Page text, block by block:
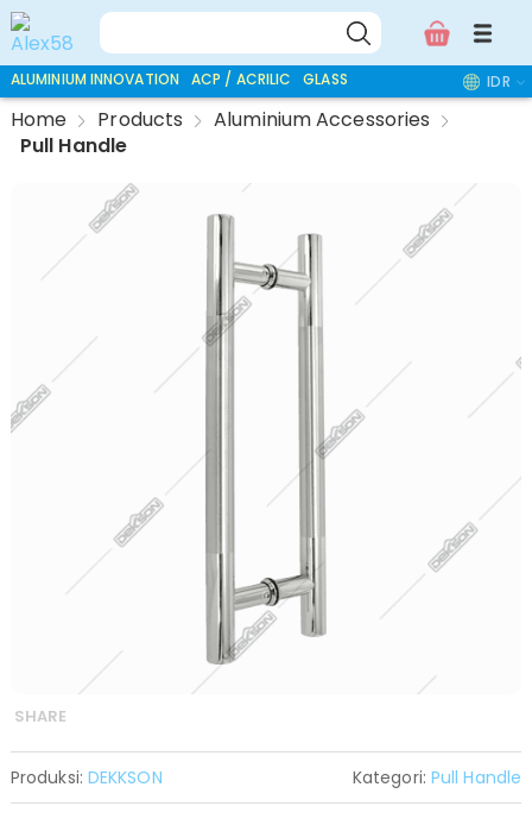
ALUMINIUM INNOVATION ACP / ACRILIC GLASS ACCESSORIES IDR
Home Products
Aluminium Accessories
Pull Handle
SHARE
Produksi: DEKKSON Kategori: Pull Handle